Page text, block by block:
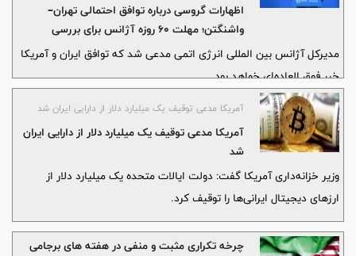
اظهارات گروسی درباره توافق احتمالی تهران–
واشنگتن؛ مهلت ۶۰ روزه آژانس برای بررسی
مدیرکل آژانس بین المللی انرژی اتمی مدعی شد که توافق ایران و آمریکا
خبر فوق العاده‌ای خواهد بود
آمریکا مدعی توقیف یک میلیارد دلار از دارایی ایران شد
آمریکا مدعی توقیف یک میلیارد دلار از دارایی ایران
شد
وزیر خزانه‌داری آمریکا گفت: دولت ایالات متحده یک میلیارد دلار از
ارزهای دیجیتال ایرانی‌ها را توقیف کرد.
چرخه تکراری مثبت و منفی در هفته های برجامی